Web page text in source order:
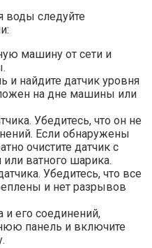
воды следуйте
машину от сети и
и найдите датчик уровня
на дне машины или
Убедитесь, что он не
Если обнаружены
очистите датчик с
ватного шарика.
Убедитесь, что все
и нет разрывов
и его соединений,
панель и включите